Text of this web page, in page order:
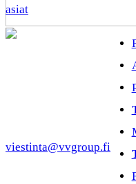
asiat
viestinta@vvgroup.fi